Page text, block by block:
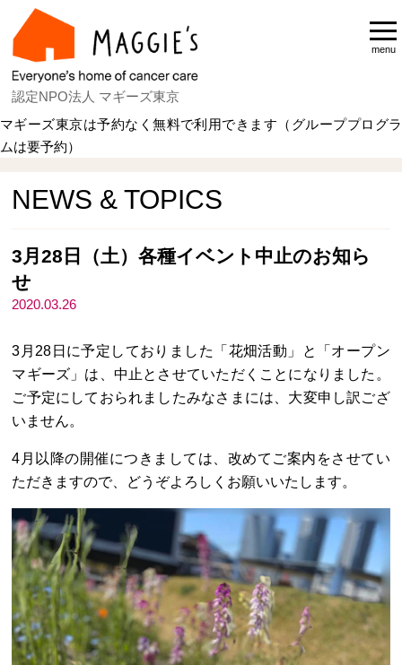
認定NPO法人 マギーズ東京
menu
マギーズ東京は予約なく無料で利用できます（グループプログラ
ムは要予約）
NEWS & TOPICS
3月28日（土）各種イベント中止のお知ら
せ
2020.03.26
3月28日に予定しておりました「花畑活動」と「オープン
マギーズ」は、中止とさせていただくことになりました。
ご予定にしておられましたみなさまには、大変申し訳ござ
いません。
4月以降の開催につきましては、改めてご案内をさせてい
ただきますので、どうぞよろしくお願いいたします。